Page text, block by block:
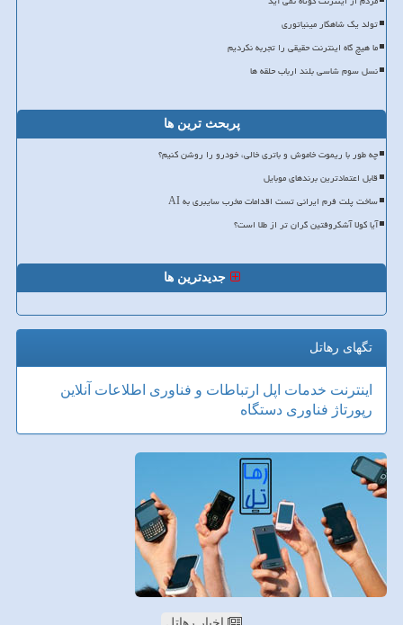
تولد یک شاهکار مینیاتوری
ما هیچ گاه اینترنت حقیقی را تجربه نکردیم
نسل سوم شاسی بلند ارباب حلقه ها
پربحث ترین ها
چه طور با ریموت خاموش و باتری خالی، خودرو را روشن کنیم؟
قابل اعتمادترین برندهای موبایل
ساخت پلت فرم ایرانی تست اقدامات مخرب سایبری به AI
آیا کولا آشکروفتین گران تر از طلا است؟
جدیدترین ها
تگهای رهاتل
اینترنت خدمات اپل ارتباطات و فناوری اطلاعات آنلاین
رپورتاژ فناوری دستگاه